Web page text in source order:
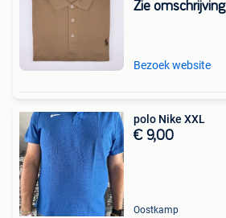
Zie omschrijving
Bezoek website
polo Nike XXL
€ 9,00
Oostkamp